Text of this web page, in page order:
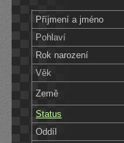
Příjmení a jméno
Pohlaví
Rok narození
Věk
Země
Status
Oddíl